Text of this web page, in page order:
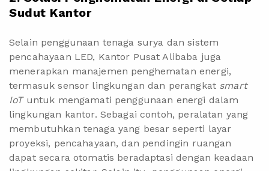
Sudut Kantor
Selain penggunaan tenaga surya dan sistem
pencahayaan LED, Kantor Pusat Alibaba juga
menerapkan manajemen penghematan energi,
termasuk sensor lingkungan dan perangkat smart
IoT untuk mengamati penggunaan energi dalam
lingkungan kantor. Sebagai contoh, peralatan yang
membutuhkan tenaga yang besar seperti layar
proyeksi, pencahayaan, dan pendingin ruangan
dapat secara otomatis beradaptasi dengan keadaan